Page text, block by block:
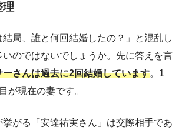
理
結局、誰と何回結婚したの？」と混乱し
いのではないでしょうか。先に答えを言
ーさんは過去に2回結婚しています。1
が現在の妻です。
がる「安達祐実さん」は交際相手であ